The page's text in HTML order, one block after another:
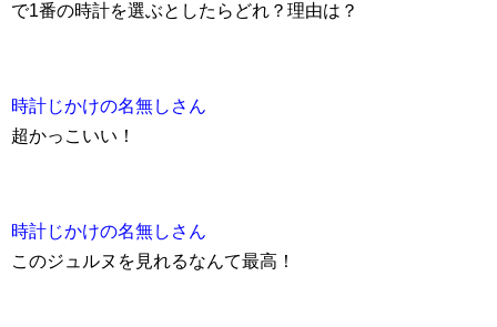
で1番の時計を選ぶとしたらどれ？理由は？
時計じかけの名無しさん
超かっこいい！
時計じかけの名無しさん
このジュルヌを見れるなんて最高！